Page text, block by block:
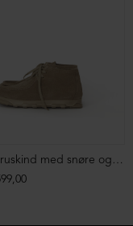
Støvle i ruskind med snøre og markant syning